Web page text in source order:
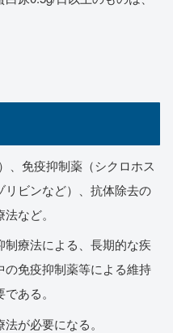
、免疫抑制薬（シクロホス
ビンなど）、抗体除去の
など。
制療法による、長期的な疾
免疫抑制薬等による維持
ある。
が必要になる。